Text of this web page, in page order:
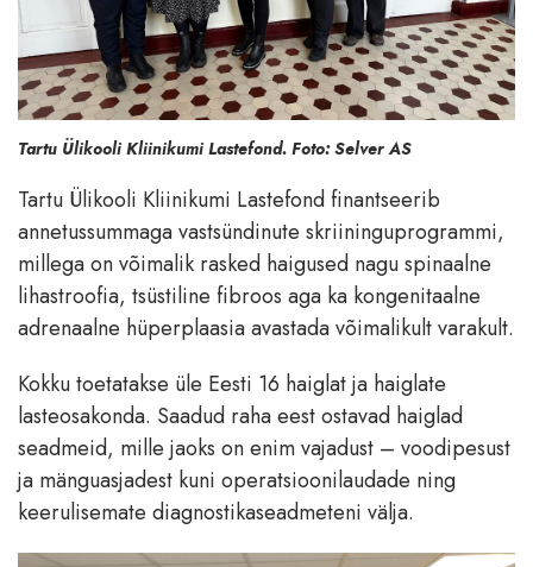
Tartu Ülikooli Kliinikumi Lastefond. Foto: Selver AS
Tartu Ülikooli Kliinikumi Lastefond finantseerib
annetussummaga vastsündinute skriininguprogrammi,
millega on võimalik rasked haigused nagu spinaalne
lihastroofia, tsüstiline fibroos aga ka kongenitaalne
adrenaalne hüperplaasia avastada võimalikult varakult.
Kokku toetatakse üle Eesti 16 haiglat ja haiglate
lasteosakonda. Saadud raha eest ostavad haiglad
seadmeid, mille jaoks on enim vajadust – voodipesust
ja mänguasjadest kuni operatsioonilaudade ning
keerulisemate diagnostikaseadmeteni välja.